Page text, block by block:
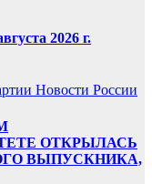
2026 г.
Новости России
ОТКРЫЛАСЬ
ВЫПУСКНИКА,